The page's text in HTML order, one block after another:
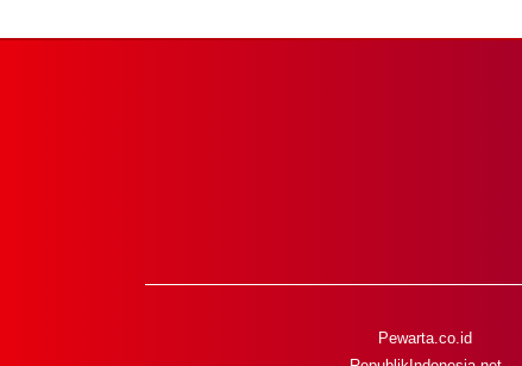
Pewarta.co.id